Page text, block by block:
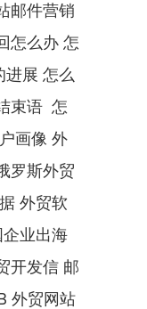
邮件营销
怎么办 怎
进展 怎么
束语  怎
画像 外
罗斯外贸
外贸软
业出海
开发信 邮
外贸网站